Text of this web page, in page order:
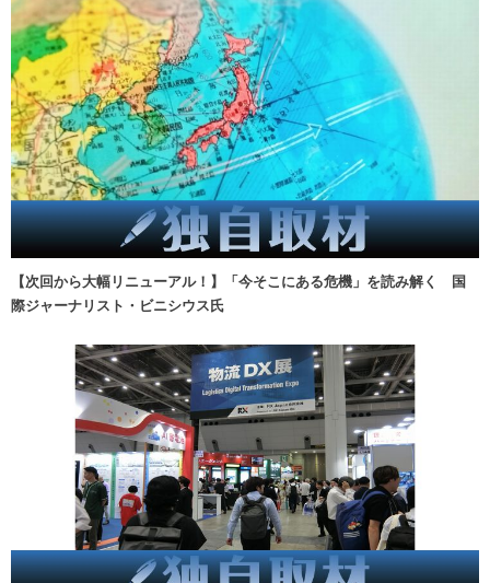
【次回から大幅リニューアル！】「今そこにある危機」を読み解く 国
際ジャーナリスト・ビニシウス氏